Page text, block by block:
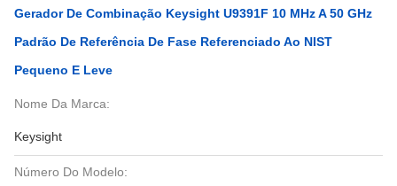
Gerador De Combinação Keysight U9391F 10 MHz A 50 GHz
Padrão De Referência De Fase Referenciado Ao NIST
Pequeno E Leve
Nome Da Marca:
Keysight
Número Do Modelo: